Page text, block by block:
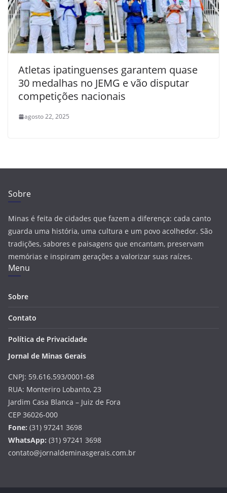
Atletas ipatinguenses garantem quase
30 medalhas no JEMG e vão disputar
competições nacionais
agosto 22, 2025
Sobre
Minas é feita de cidades que fazem a diferença: cada canto
guarda uma história, uma cultura e um povo acolhedor. São
tradições, sabores e paisagens que encantam, preservam
memórias e inspiram gerações a valorizar suas raízes.
Menu
Sobre
Contato
Política de Privacidade
Jornal de Minas Gerais
CNPJ: 59.616.593/0001-68
RUA: Monteriro Lobanto, 23
Jardim Casa Blanca – Juiz de Fora
CEP 36026-000
Fone: (31) 97241 3698
WhatsApp: (31) 97241 3698
contato@jornaldeminasgerais.com.br